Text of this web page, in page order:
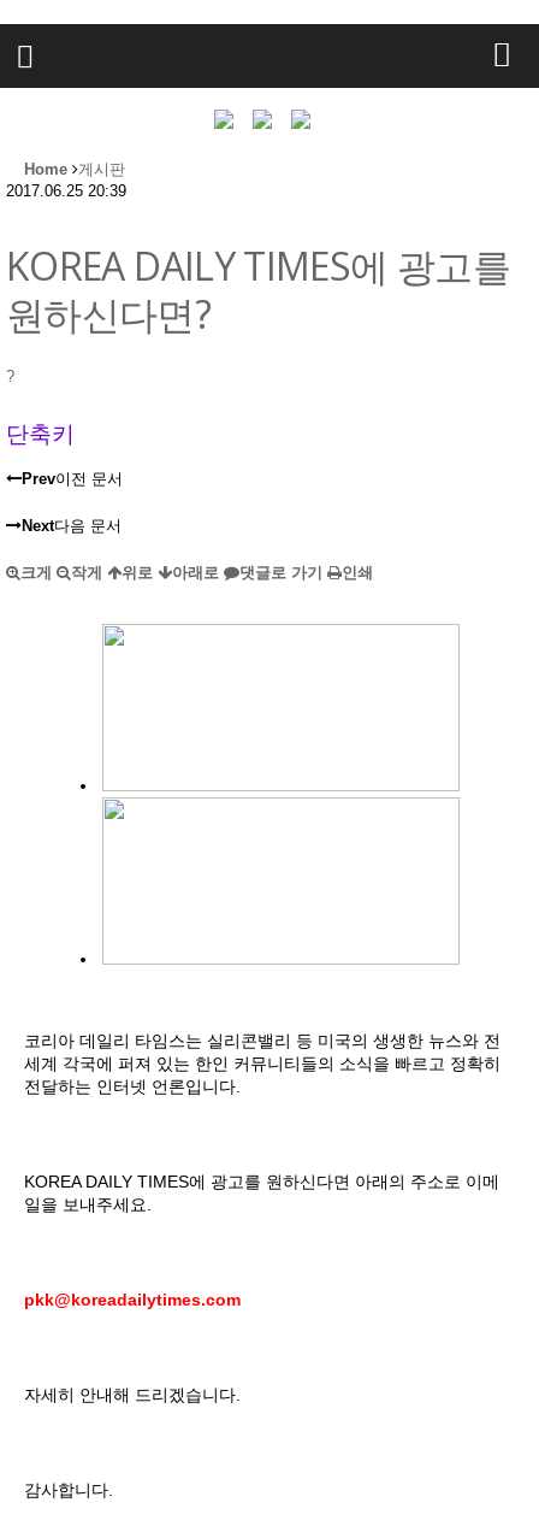
Home 게시판
2017.06.25 20:39
KOREA DAILY TIMES에 광고를
원하신다면?
?
단축키
Prev이전 문서
Next다음 문서
크게 작게 위로 아래로 댓글로 가기 인쇄
코리아 데일리 타임스는 실리콘밸리 등 미국의 생생한 뉴스와 전
세계 각국에 퍼져 있는 한인 커뮤니티들의 소식을 빠르고 정확히
전달하는 인터넷 언론입니다.
KOREA DAILY TIMES에 광고를 원하신다면 아래의 주소로 이메
일을 보내주세요.
pkk@koreadailytimes.com
자세히 안내해 드리겠습니다.
감사합니다.